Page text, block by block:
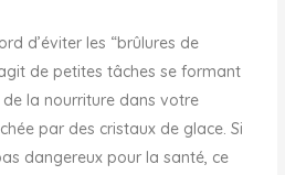
d’éviter les “brûlures de
de petites tâches se formant
la nourriture dans votre
par des cristaux de glace. Si
dangereux pour la santé, ce